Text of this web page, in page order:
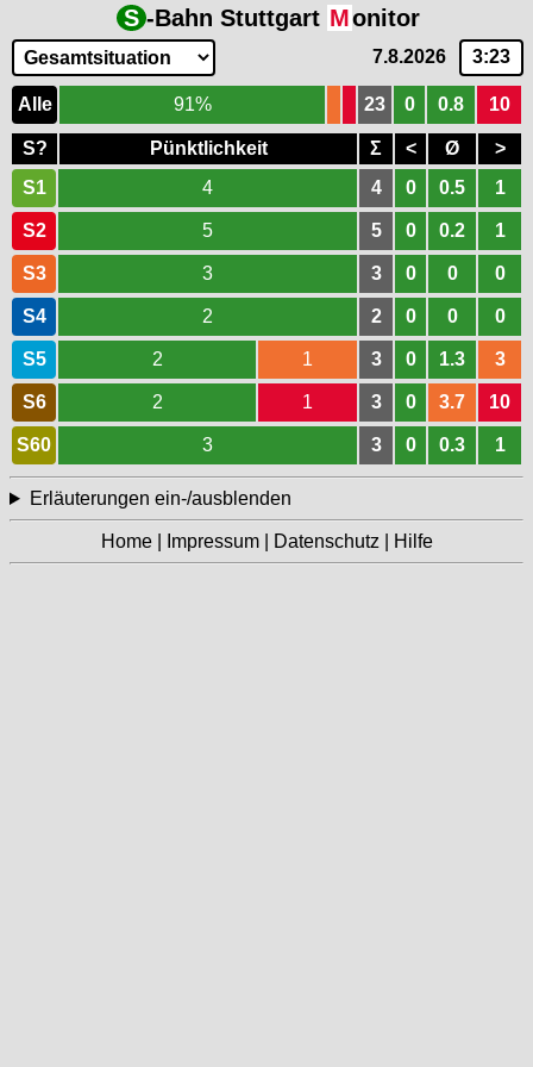
S -Bahn Stuttgart Monitor
7.8.2026 3:23
Alle 91% 23 0 0.8 10
S? Pünktlichkeit Σ < Ø
>
S1
4 4 0 0.5 1
S2 5 5 0 0.2 1
S3 3 3 0 0 0
S4 2 2 0 0 0
S5 2 1 3 0 1.3 3
S6 2 1 3 0 3.7 10
S60 3 3 0 0.3 1
Erläuterungen ein-/ausblenden
Home| Impressum| Datenschutz Hilfe